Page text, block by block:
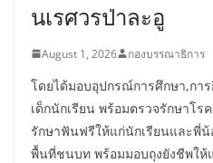
นเรศวรป่าละอู
August 1, 2026 กองบรรณาธิการ
โดยได้มอบอุปกรณ์การศึกษา,กา
เด็กนักเรียน พร้อมตรวจรักษาโ
รักษาฟันฟรีให้แก่นักเรียนและพี่
พื้นที่ชนบท พร้อมมอบถุงยังชีพให้